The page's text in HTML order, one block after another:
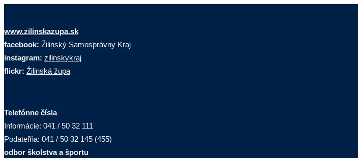
www.zilinskazupa.sk
facebook: Žilinský Samosprávny Kraj
instagram: zilinskykraj
flickr: Žilinská župa
Telefónne čísla
Informácie: 041 / 50 32 111
Podateľňa: 041 / 50 32 145 (455)
odbor školstva a športu